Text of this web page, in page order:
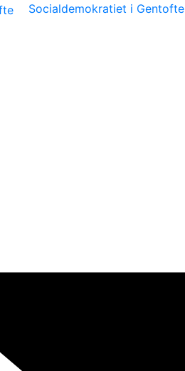
Socialdemokratiet i Gentofte